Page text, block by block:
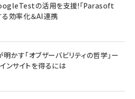
の活用を支援!「Parasoft
効率化＆AI連携
かす「オブザーバビリティの哲学」ー
ンサイトを得るには